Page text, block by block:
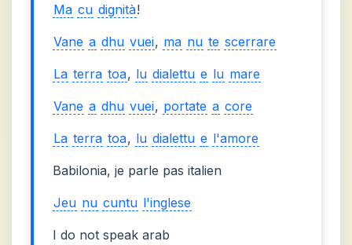
Ma cu dignità!
Vane a dhu vuei, ma nu te scerrare
La terra toa, lu dialettu e lu mare
Vane a dhu vuei, portate a core
La terra toa, lu dialettu e l'amore
Babilonia, je parle pas italien
Jeu nu cuntu l'inglese
I do not speak arab